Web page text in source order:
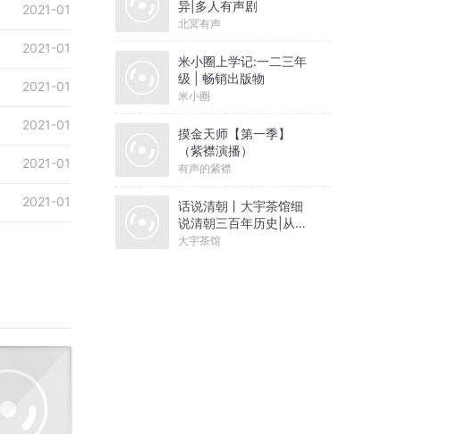
2021-01
2021-01
2021-01
2021-01
2021-01
2021-01
异|多人有声剧
北冥有声
米小圈上学记:一二三年
级 | 畅销出版物
米小圈
摸金天师【第一季】
（紫襟演播）
有声的紫襟
话说清朝丨大宇茶馆细
说清朝三百年历史|从努
尔哈赤到末代皇帝溥仪|
大宇茶馆